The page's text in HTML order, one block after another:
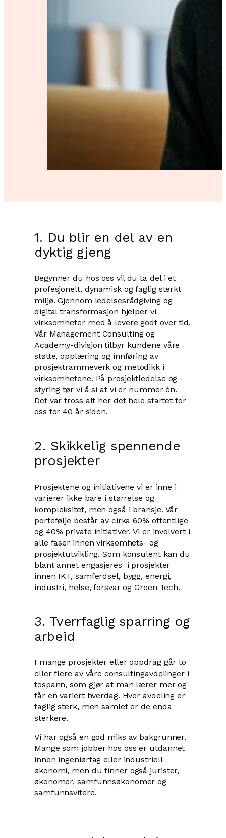
1. Du blir en del av en
dyktig gjeng
Begynner du hos oss vil du ta del i et
profesjonelt, dynamisk og faglig sterkt
miljø. Gjennom ledelsesrådgiving og
digital transformasjon hjelper vi
virksomheter med å levere godt over tid.
Vår Management Consulting og
Academy-divisjon tilbyr kundene våre
støtte, opplæring og innføring av
prosjektrammeverk og metodikk i
virksomhetene. På prosjektledelse og -
styring tør vi å si at vi er nummer èn.
Det var tross alt her det hele startet for
oss for 40 år siden.
2. Skikkelig spennende
prosjekter
Prosjektene og initiativene vi er inne i
varierer ikke bare i størrelse og
kompleksitet, men også i bransje. Vår
portefølje består av cirka 60% offentlige
og 40% private initiativer. Vi er involvert i
alle faser innen virksomhets- og
prosjektutvikling. Som konsulent kan du
blant annet engasjeres i prosjekter
innen IKT, samferdsel, bygg, energi,
industri, helse, forsvar og Green Tech.
3. Tverrfaglig sparring og
arbeid
I mange prosjekter eller oppdrag går to
eller flere av våre consultingavdelinger i
tospann, som gjør at man lærer mer og
får en variert hverdag. Hver avdeling er
faglig sterk, men samlet er de enda
sterkere.
Vi har også en god miks av bakgrunner.
Mange som jobber hos oss er utdannet
innen ingeniørfag eller industriell
økonomi, men du finner også jurister,
økonomer, samfunnsøkonomer og
samfunnsvitere.